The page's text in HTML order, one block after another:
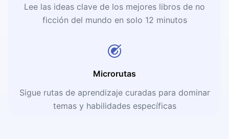
Lee las ideas clave de los mejores libros de no
ficción del mundo en solo 12 minutos
Microrutas
Sigue rutas de aprendizaje curadas para dominar
temas y habilidades específicas